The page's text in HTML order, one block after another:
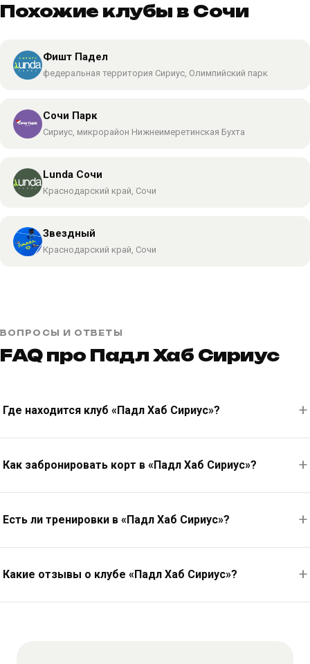
Похожие клубы в Сочи
Фишт Падел
федеральная территория Сириус, Олимпийский парк
Сочи Парк
Сириус, микрорайон Нижнеимеретинская Бухта
Lunda Сочи
Краснодарский край, Сочи
Звездный
Краснодарский край, Сочи
ВОПРОСЫ И ОТВЕТЫ
FAQ про Падл Хаб Сириус
Где находится клуб «Падл Хаб Сириус»?
Как забронировать корт в «Падл Хаб Сириус»?
Есть ли тренировки в «Падл Хаб Сириус»?
Какие отзывы о клубе «Падл Хаб Сириус»?